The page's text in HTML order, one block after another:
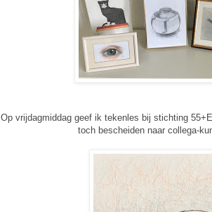
Op vrijdagmiddag geef ik tekenles bij stichting
toch bescheiden naar collega-